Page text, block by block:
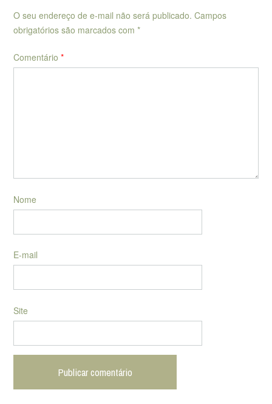
O seu endereço de e-mail não será publicado. Campos
obrigatórios são marcados com *
Comentário *
Nome
E-mail
Site